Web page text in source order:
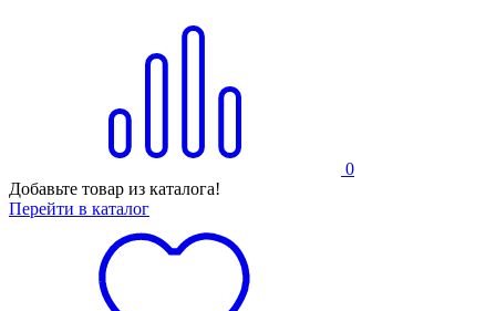
0
Добавьте товар из каталога!
Перейти в каталог